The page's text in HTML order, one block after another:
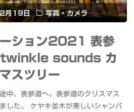
月19日 写真・カメラ
ーション2021 表参
sounds カ
スツリー
中、表参道へ。表参道のクリスマス
した。 ケヤキ並木が美しいシャンパ